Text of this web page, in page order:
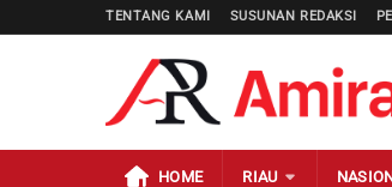
TENTANG KAMI SUSUNAN REDAKSI
HOME RIAU